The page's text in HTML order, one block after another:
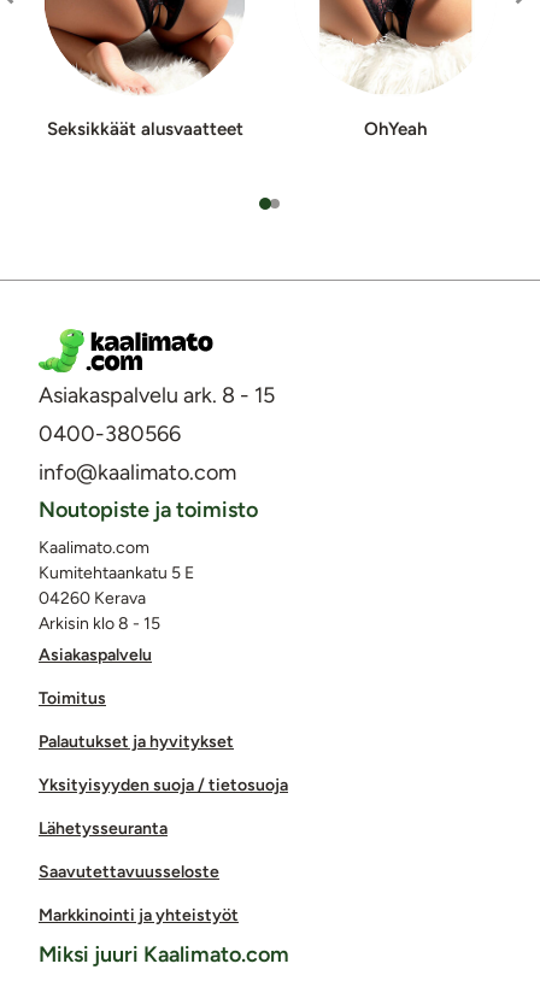
Seksikkäät alusvaatteet OhYeah
Asiakaspalvelu ark. 8 - 15
0400-380566
info@kaalimato.com
Asiakaspalvelu
Toimitus
Palautukset ja hyvitykset
Yksityisyyden suoja / tietosuoja
Lähetysseuranta
Saavutettavuusseloste
Markkinointi ja yhteistyöt
Noutopiste ja toimisto
Kaalimato.com
Kumitehtaankatu 5 E
04260 Kerava
Arkisin klo 8 - 15
Miksi juuri Kaalimato.com